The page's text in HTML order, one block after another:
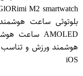
هوشمند ورزش و تناسب
iOS